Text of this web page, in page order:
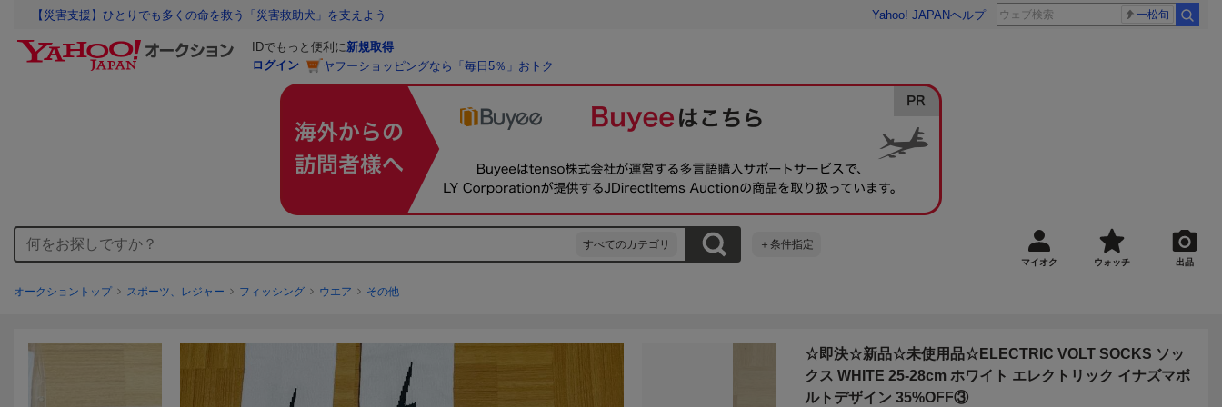
【災害支援】ひとりでも多くの命を救う「災害救助犬」を支えよう Yahoo! JAPANヘルプ 一松旬
IDでもっと便利に新規取得
ログイン
ヤフーショッピングなら「毎日5％」おトク
すべてのカテゴリ ＋条件指定
マイオク ウォッチ 出品
オークショントップ スポーツ、レジャー フィッシング ウエア その他
☆即決☆新品☆未使用品☆ELECTRIC VOLT SOCKS ソッ
クス WHITE 25-28cm ホワイト エレクトリック イナズマボ
ルトデザイン 35%OFF③